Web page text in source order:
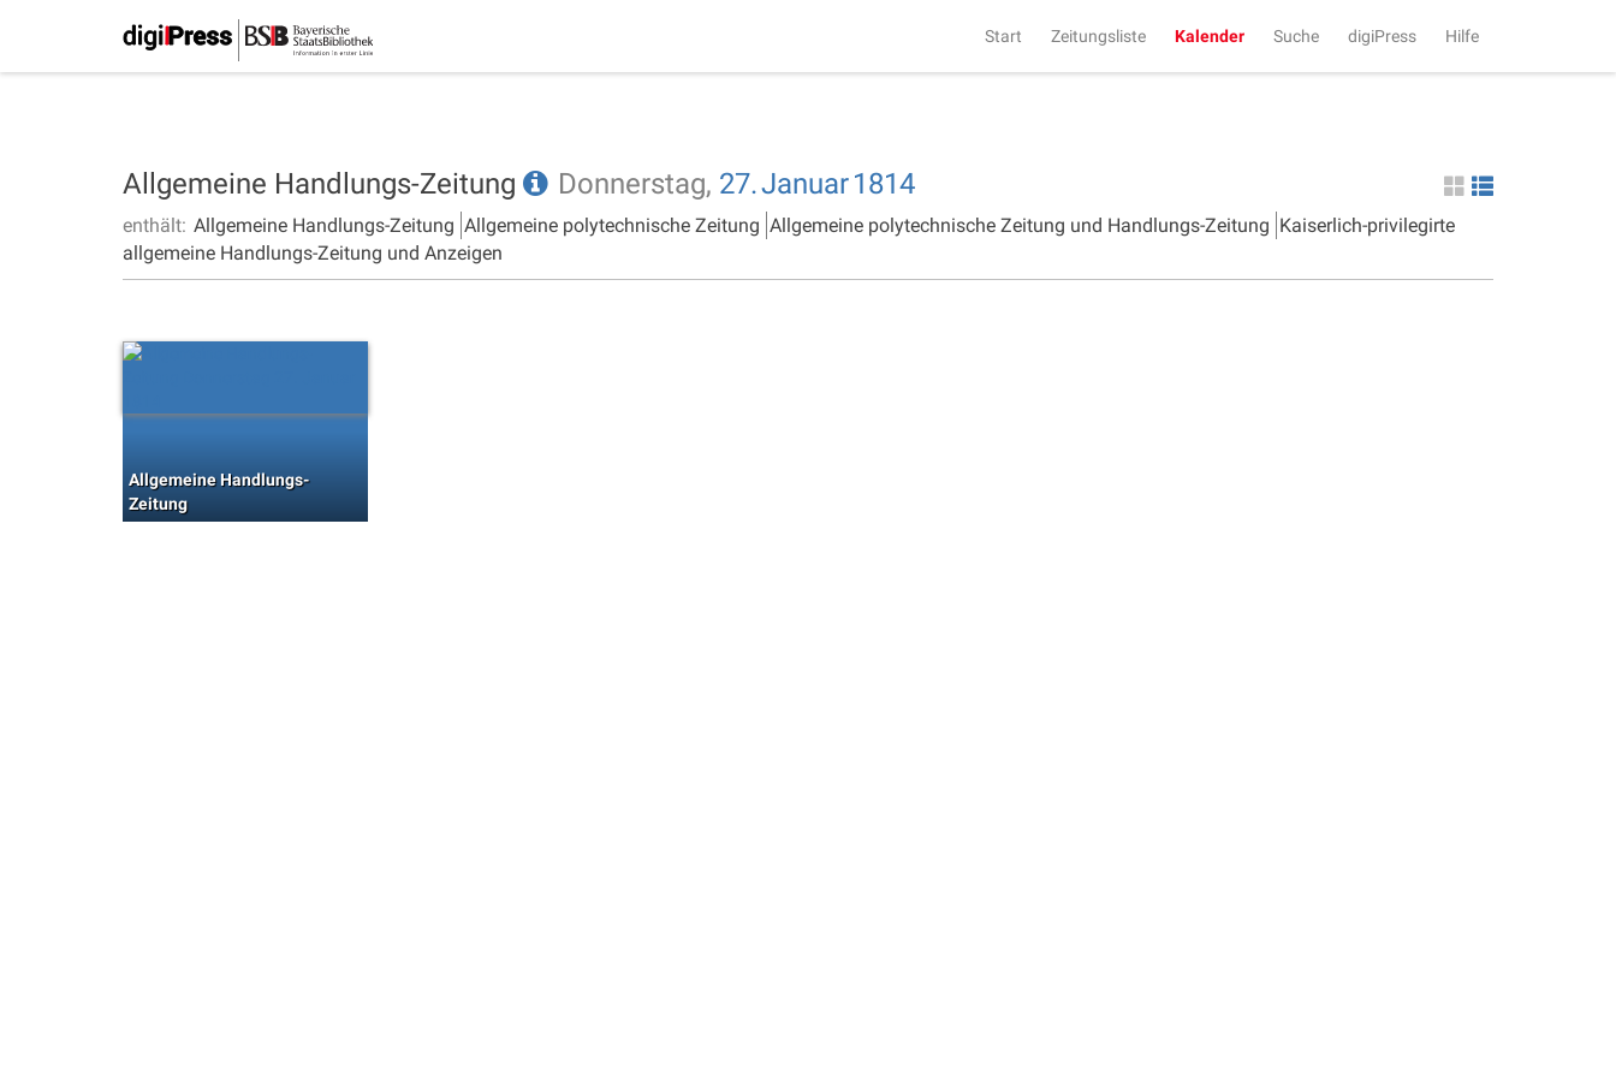
Start Zeitungsliste Kalender Suche digiPress Hilfe
Allgemeine Handlungs-Zeitung Donnerstag, 27.Januar1814
enthält: Allgemeine Handlungs-Zeitung Allgemeine polytechnische Zeitung Allgemeine polytechnische Zeitung und Handlungs-Zeitung Kaiserlich-privilegirte
allgemeine Handlungs-Zeitung und Anzeigen
Allgemeine Handlungs-
Zeitung